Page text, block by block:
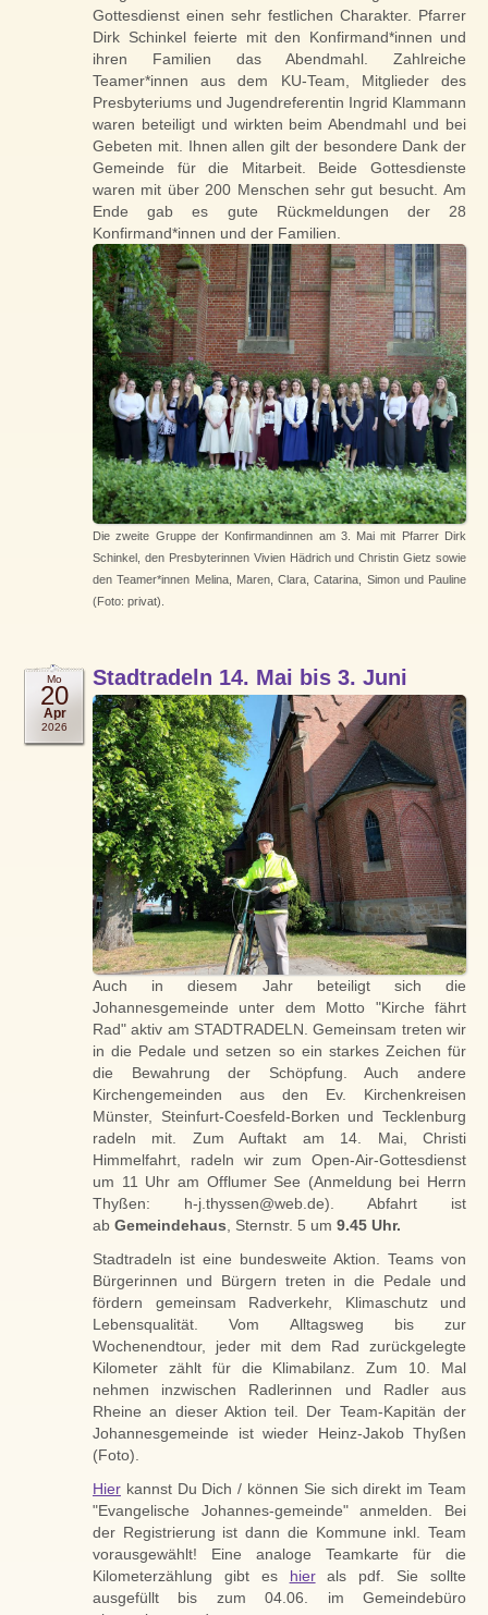
Gottesdienst einen sehr festlichen Charakter. Pfarrer
Dirk Schinkel feierte mit den Konfirmand*innen und
ihren Familien das Abendmahl. Zahlreiche
Teamer*innen aus dem KU-Team, Mitglieder des
Presbyteriums und Jugendreferentin Ingrid Klammann
waren beteiligt und wirkten beim Abendmahl und bei
Gebeten mit. Ihnen allen gilt der besondere Dank der
Gemeinde für die Mitarbeit. Beide Gottesdienste
waren mit über 200 Menschen sehr gut besucht. Am
Ende gab es gute Rückmeldungen der 28
Konfirmand*innen und der Familien.
Die zweite Gruppe der Konfirmandinnen am 3. Mai mit Pfarrer Dirk
Schinkel, den Presbyterinnen Vivien Hädrich und Christin Gietz sowie
den Teamer*innen Melina, Maren, Clara, Catarina, Simon und Pauline
(Foto: privat).
Mo
20
Apr
2026
Stadtradeln 14. Mai bis 3. Juni
Auch in diesem Jahr beteiligt sich die
Johannesgemeinde unter dem Motto "Kirche fährt
Rad" aktiv am STADTRADELN. Gemeinsam treten wir
in die Pedale und setzen so ein starkes Zeichen für
die Bewahrung der Schöpfung. Auch andere
Kirchengemeinden aus den Ev. Kirchenkreisen
Münster, Steinfurt-Coesfeld-Borken und Tecklenburg
radeln mit. Zum Auftakt am 14. Mai, Christi
Himmelfahrt, radeln wir zum Open-Air-Gottesdienst
um 11 Uhr am Offlumer See (Anmeldung bei Herrn
Thyßen: h-j.thyssen@web.de). Abfahrt ist
ab Gemeindehaus, Sternstr. 5 um 9.45 Uhr.
Stadtradeln ist eine bundesweite Aktion. Teams von
Bürgerinnen und Bürgern treten in die Pedale und
fördern gemeinsam Radverkehr, Klimaschutz und
Lebensqualität. Vom Alltagsweg bis zur
Wochenendtour, jeder mit dem Rad zurückgelegte
Kilometer zählt für die Klimabilanz. Zum 10. Mal
nehmen inzwischen Radlerinnen und Radler aus
Rheine an dieser Aktion teil. Der Team-Kapitän der
Johannesgemeinde ist wieder Heinz-Jakob Thyßen
(Foto).
Hier kannst Du Dich / können Sie sich direkt im Team
"Evangelische Johannes-gemeinde" anmelden. Bei
der Registrierung ist dann die Kommune inkl. Team
vorausgewählt! Eine analoge Teamkarte für die
Kilometerzählung gibt es hierals pdf. Sie sollte
ausgefüllt bis zum 04.06. im Gemeindebüro